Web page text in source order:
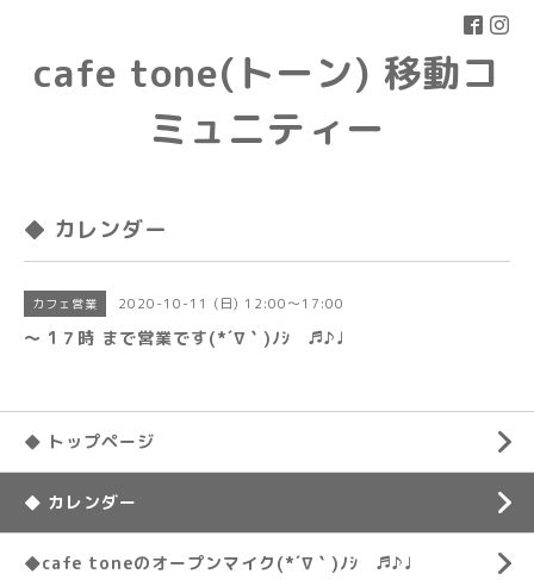
cafe tone(トーン) 移動コ
ミュニティー
◆ カレンダー
カフェ営業 2020-10-11 (日) 12:00～17:00
〜 1７時 まで営業です(*´∇｀)ﾉｼ ♬♪♩
◆ トップページ
◆ カレンダー
◆cafe toneのオープンマイク(*´∇｀)ﾉｼ ♬♪♩